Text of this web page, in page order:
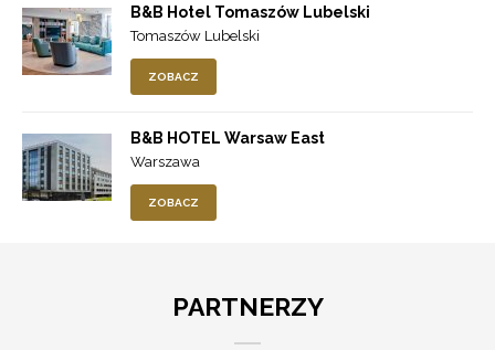
B&B Hotel Tomaszów Lubelski
Tomaszów Lubelski
ZOBACZ
B&B HOTEL Warsaw East
Warszawa
ZOBACZ
PARTNERZY